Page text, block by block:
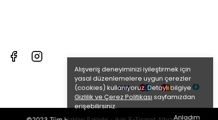
Alışveriş deneyiminizi iyileştirmek için
yasal düzenlemelere uygun çerezler
(cookies) kullanıyoruz. Detaylı bilgiye
Gizlilik ve Çerez Politikası sayfamızdan
erişebilirsiniz.
Anladım